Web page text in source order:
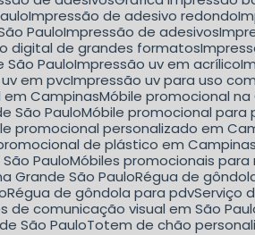
Impressão de adesivo redondo
PauloImpressão de adesivos
digital de grandes formatos
São PauloImpressão uv em acrílico
em pvcImpressão uv para uso
em Campinas Móbile promocional
São Paulo Móbile promocional para
promocional personalizado em
promocional de plástico em
Paulo Móbiles promocionais
Grande São Paulo Régua de
Régua de gôndola para pdv Serviço
de comunicação visual em São
São Paulo Totem de chão